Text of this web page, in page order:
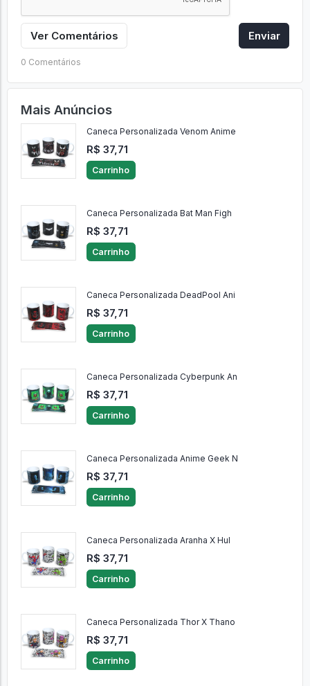
Ver Comentários Enviar
0 Comentários
Mais Anúncios
Caneca Personalizada Venom Anime
R$ 37,71
Carrinho
Caneca Personalizada Bat Man Figh
R$ 37,71
Carrinho
Caneca Personalizada DeadPool Ani
R$ 37,71
Carrinho
Caneca Personalizada Cyberpunk An
R$ 37,71
Carrinho
Caneca Personalizada Anime Geek N
R$ 37,71
Carrinho
Caneca Personalizada Aranha X Hul
R$ 37,71
Carrinho
Caneca Personalizada Thor X Thano
R$ 37,71
Carrinho